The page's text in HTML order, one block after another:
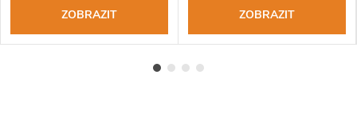
ZOBRAZIT ZOBRAZIT